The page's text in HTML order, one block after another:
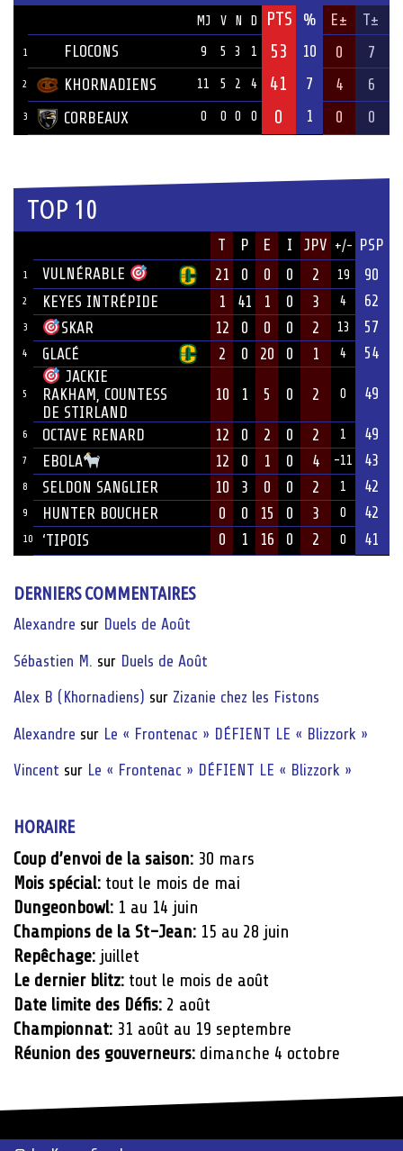
MJ V N D PTS % E± T±
1 FLOCONS 9 5 3 1 53 10 0 7
2 KHORNADIENS 11 5 2 4 41 7 4 6
3 CORBEAUX 0 0 0 0 0 1 0 0
TOP 10
T P E I JPV +/- PSP
1 VULNÉRABLE 21 0 0 0 2 19 90
2 KEYES INTRÉPIDE 1 41 1 0 3 4 62
3 SKAR 12 0 0 0 2 13 57
4 GLACÉ 2 0 20 0 1 4 54
5
JACKIE
RAKHAM, COUNTESS
DE STIRLAND
10 1 5 0 2 0 49
6 OCTAVE RENARD 12 0 2 0 2 1 49
7 EBOLA 12 0 1 0 4 -11 43
8 SELDON SANGLIER 10 3 0 0 2 1 42
9 HUNTER BOUCHER 0 0 15 0 3 0 42
10 ‘TIPOIS 0 1 16 0 2 0 41
DERNIERS COMMENTAIRES
Alexandre sur Duels de Août
Sébastien M. sur Duels de Août
Alex B (Khornadiens) sur Zizanie chez les Fistons
Alexandre sur Le « Frontenac » DÉFIENT LE « Blizzork »
Vincent sur Le « Frontenac » DÉFIENT LE « Blizzork »
HORAIRE
Coup d’envoi de la saison: 30 mars
Mois spécial: tout le mois de mai
Dungeonbowl: 1 au 14 juin
Champions de la St-Jean: 15 au 28 juin
Repêchage: juillet
Le dernier blitz: tout le mois de août
Date limite des Défis: 2 août
Championnat: 31 août au 19 septembre
Réunion des gouverneurs: dimanche 4 octobre